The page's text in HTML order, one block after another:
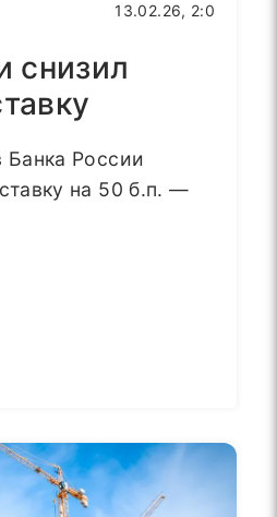
13.02.26, 2:0
снизил
Банка России
на 50 б.п. —